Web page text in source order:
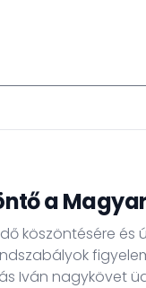
a
köszöntésére és
Iván nagykövet